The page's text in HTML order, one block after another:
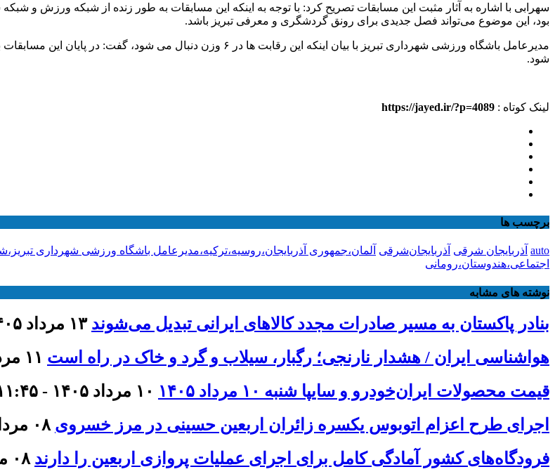
سهرابی با اشاره به آثار مثبت این مسابقات تصریح کرد: با توجه به اینکه این مسابقات به طور زنده از شبکه ورزش و
بود، این موضوع می‌تواند فصل جدیدی برای رونق گردشگری و معرفی تبریز باشد.
مدیرعامل باشگاه ورزشی شهرداری تبریز با بیان اینکه این رقابت ها در
شود.
لینک کوتاه : https://jayed.ir/?p=4089
برچسب ها
auto آذربایجان شرقی آذربایجان‌شرقی آلمان،جمهوری آذربایجان،روسیه،ترکیه،مدیرعامل باشگاه ورزشی شهرداری
اجتماعی،هندوستان،رومانی
نوشته های مشابه
بنادر پاکستان به مسیر صادرات مجدد کالاهای ایرانی تبدیل می‌شوند ۱۳ مرداد ۱۴۰۵ - ۲۱:۲۰
هواشناسی ایران / هشدار نارنجی؛ رگبار، سیلاب و گرد و خاک در راه است ۱۱ مرداد ۱۴۰۵ - ۹:۰۰
قیمت محصولات ایران‌خودرو و سایپا شنبه ۱۰ مرداد ۱۴۰۵
۱۰ مرداد ۱۴۰۵ - ۱۱:۴۵
اجرای طرح اعزام اتوبوس یکسره زائران اربعین حسینی در مرز خسروی ۰۸ مرداد ۱۴۰۵ - ۲۱:۰۰
فرودگاه‌های کشور آمادگی کامل برای اجرای عملیات پروازی اربعین را دارند ۰۸ مرداد ۱۴۰۵ - ۲۰:۴۰